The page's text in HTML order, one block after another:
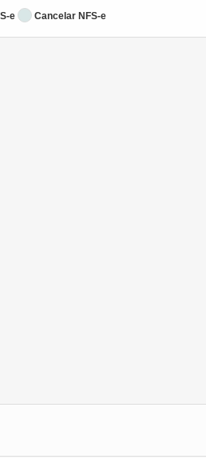
e Cancelar NFS-e